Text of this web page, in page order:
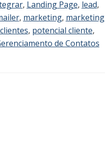
, Landing Page, lead,
, marketing, marketing
, potencial cliente,
de Contatos